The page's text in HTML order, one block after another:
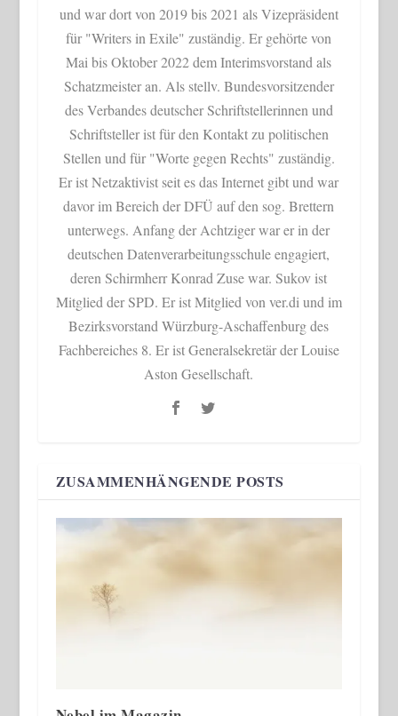
und war dort von 2019 bis 2021 als Vizepräsident
für "Writers in Exile" zuständig. Er gehörte von
Mai bis Oktober 2022 dem Interimsvorstand als
Schatzmeister an. Als stellv. Bundesvorsitzender
des Verbandes deutscher Schriftstellerinnen und
Schriftsteller ist für den Kontakt zu politischen
Stellen und für "Worte gegen Rechts" zuständig.
Er ist Netzaktivist seit es das Internet gibt und war
davor im Bereich der DFÜ auf den sog. Brettern
unterwegs. Anfang der Achtziger war er in der
deutschen Datenverarbeitungsschule engagiert,
deren Schirmherr Konrad Zuse war. Sukov ist
Mitglied der SPD. Er ist Mitglied von ver.di und im
Bezirksvorstand Würzburg-Aschaffenburg des
Fachbereiches 8. Er ist Generalsekretär der Louise
Aston Gesellschaft.
ZUSAMMENHÄNGENDE POSTS